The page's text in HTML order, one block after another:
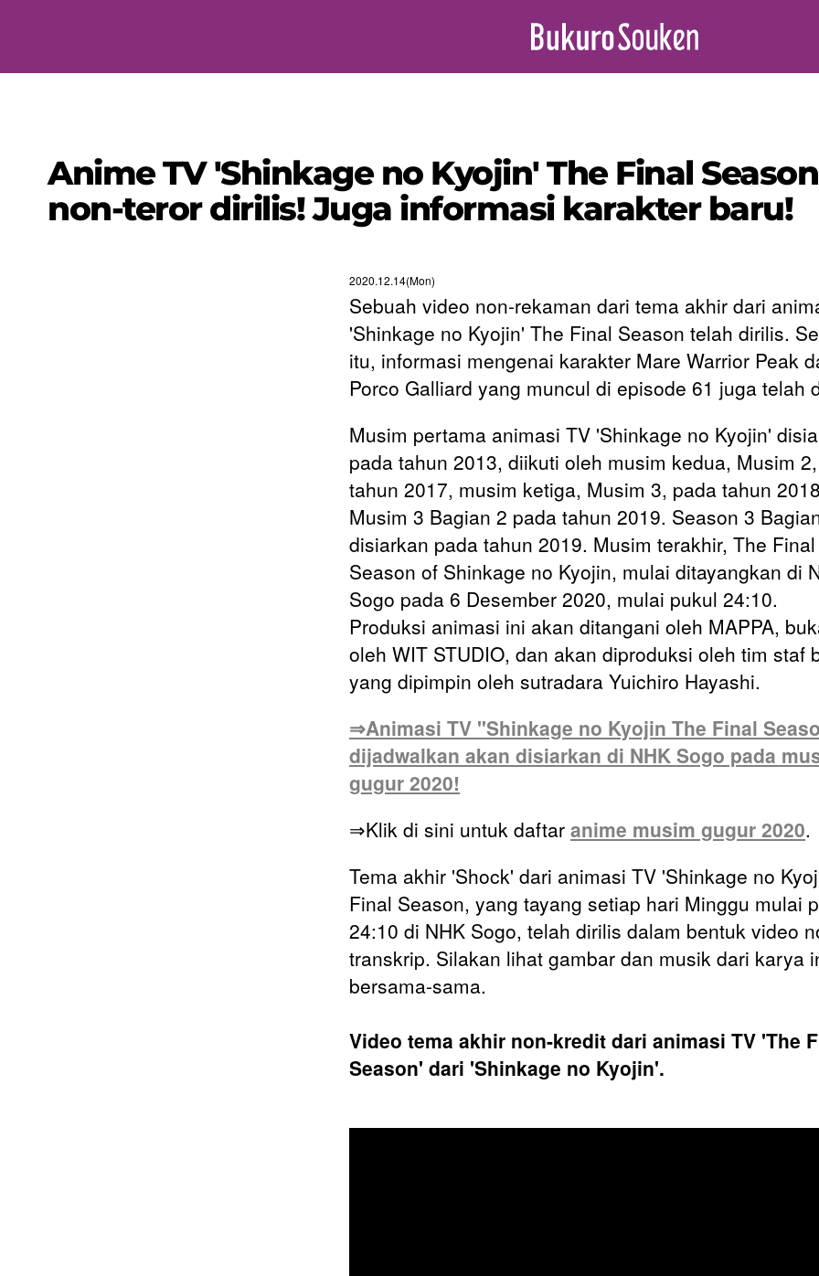
Anime TV 'Shinkage no Kyojin' The Final
non-teror dirilis! Juga informasi karakter baru!
2020.12.14(Mon)
Sebuah video non-rekaman dari tema akhir dari
'Shinkage no Kyojin' The Final Season telah dirilis.
itu, informasi mengenai karakter Mare Warrior Peak
Porco Galliard yang muncul di episode 61 juga telah
Musim pertama animasi TV 'Shinkage no Kyojin'
pada tahun 2013, diikuti oleh musim kedua, Musim
tahun 2017, musim ketiga, Musim 3, pada tahun
Musim 3 Bagian 2 pada tahun 2019. Season 3
disiarkan pada tahun 2019. Musim terakhir, The Final
Season of Shinkage no Kyojin, mulai ditayangkan di
Sogo pada 6 Desember 2020, mulai pukul 24:10.
Produksi animasi ini akan ditangani oleh MAPPA,
oleh WIT STUDIO, dan akan diproduksi oleh tim staf
yang dipimpin oleh sutradara Yuichiro Hayashi.
⇒Animasi TV "Shinkage no Kyojin The Final
dijadwalkan akan disiarkan di NHK Sogo pada
gugur 2020!
⇒Klik di sini untuk daftar anime musim gugur 2020.
Tema akhir 'Shock' dari animasi TV 'Shinkage no
Final Season, yang tayang setiap hari Minggu mulai
24:10 di NHK Sogo, telah dirilis dalam bentuk video
transkrip. Silakan lihat gambar dan musik dari karya
bersama-sama.
Video tema akhir non-kredit dari animasi TV 'The
Season' dari 'Shinkage no Kyojin'.